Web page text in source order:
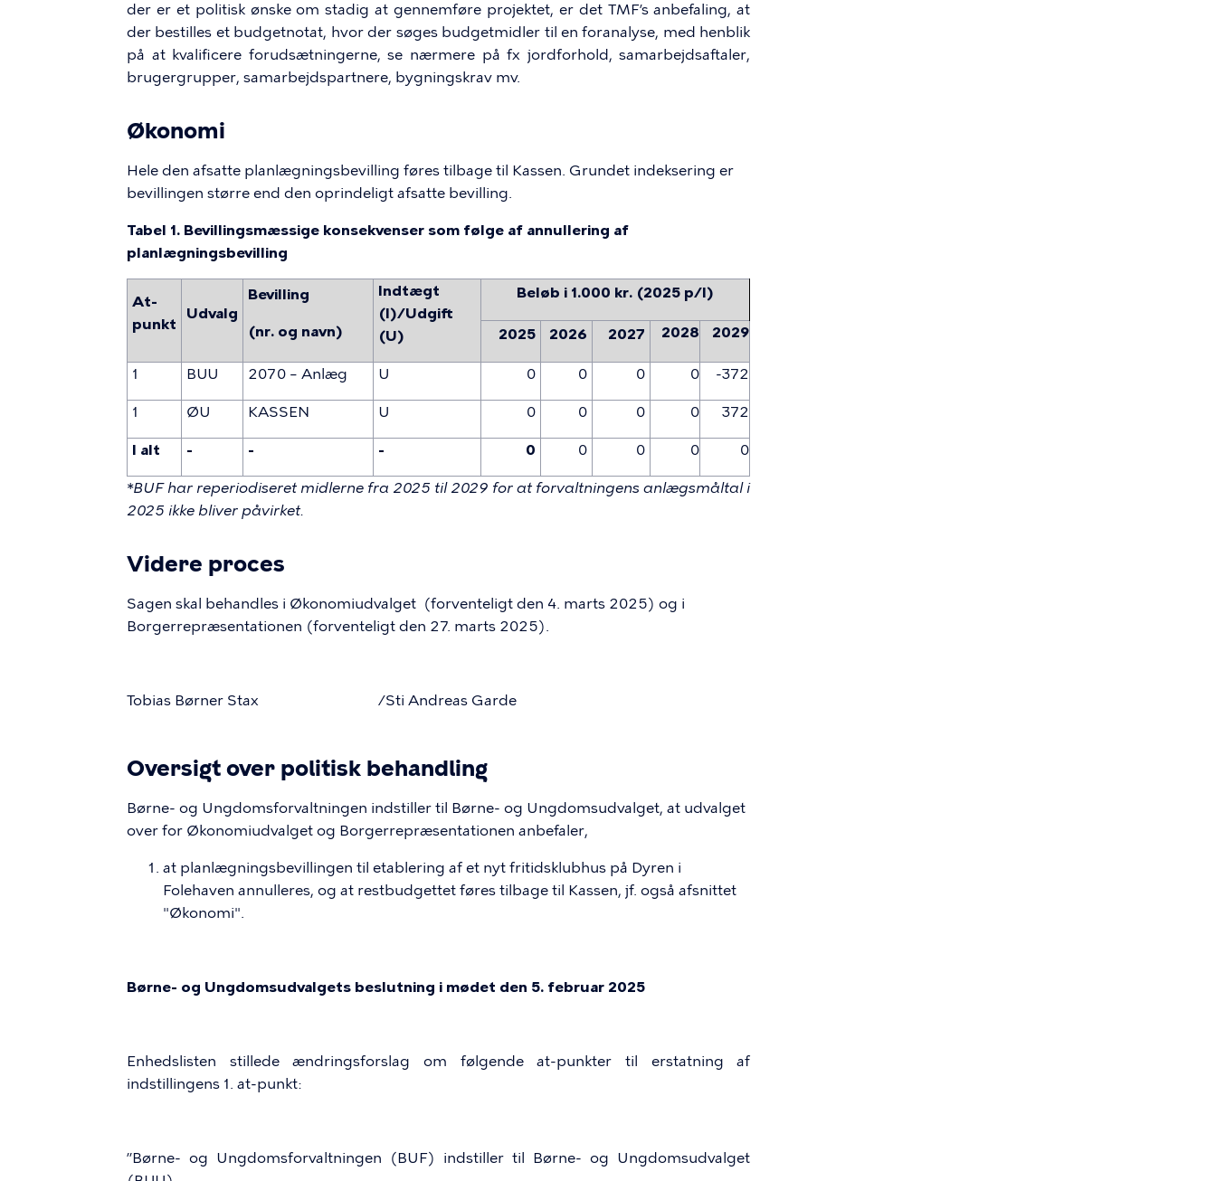
der er et politisk ønske om stadig at gennemføre projektet, er det TMF’s anbefaling, at
der bestilles et budgetnotat, hvor der søges budgetmidler til en foranalyse, med henblik
på at kvalificere forudsætningerne, se nærmere på fx jordforhold, samarbejdsaftaler,
brugergrupper, samarbejdspartnere, bygningskrav mv.
Økonomi
Hele den afsatte planlægningsbevilling føres tilbage til Kassen. Grundet indeksering er
bevillingen større end den oprindeligt afsatte bevilling.
Tabel 1. Bevillingsmæssige konsekvenser som følge af annullering af
planlægningsbevilling
At-
punkt
Udvalg
Bevilling
(nr. og navn)
Indtægt
(I)/Udgift
(U)
Beløb i 1.000 kr. (2025 p/l)
2025 2026 2027 2028 2029
1 BUU 2070 – Anlæg U 0 0 0 0 -372
1 ØU KASSEN U 0 0 0 0 372
I alt - - - 0 0 0 0 0
*BUF har reperiodiseret midlerne fra 2025 til 2029 for at forvaltningens anlægsmåltal i
2025 ikke bliver påvirket.
Videre proces
Sagen skal behandles i Økonomiudvalget (forventeligt den 4. marts 2025) og i
Borgerrepræsentationen (forventeligt den 27. marts 2025).
Tobias Børner Stax /Sti Andreas Garde
Oversigt over politisk behandling
Børne- og Ungdomsforvaltningen indstiller til Børne- og Ungdomsudvalget, at udvalget
over for Økonomiudvalget og Borgerrepræsentationen anbefaler,
at planlægningsbevillingen til etablering af et nyt fritidsklubhus på Dyren i
Folehaven annulleres, og at restbudgettet føres tilbage til Kassen, jf. også afsnittet
"Økonomi".
Børne- og Ungdomsudvalgets beslutning i mødet den 5. februar 2025
Enhedslisten stillede ændringsforslag om følgende at-punkter til erstatning af
indstillingens 1. at-punkt:
”Børne- og Ungdomsforvaltningen (BUF) indstiller til Børne- og Ungdomsudvalget